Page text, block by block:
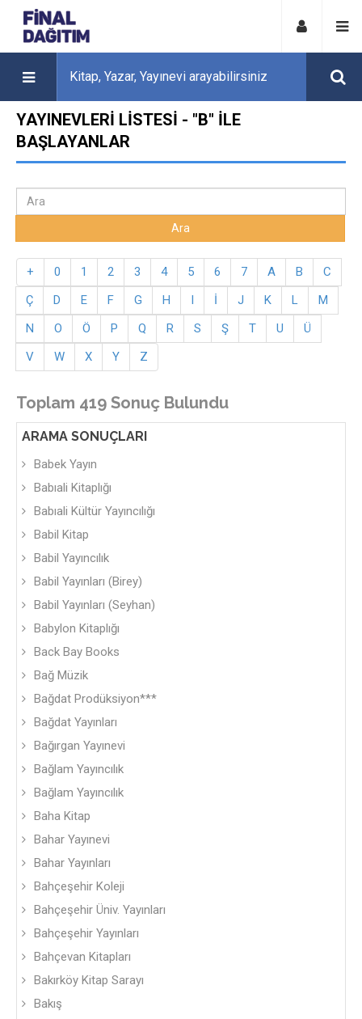
YAYINEVLERI LISTESI - "B" ILE
BAŞLAYANLAR
+ 0 1 2 3 4 5 6 7 A B
C
Ç
D E F G H I İ J K L
M
N
O Ö P Q R S Ş T U
Ü
V
W X Y Z
Toplam 419 Sonuç Bulundu
ARAMA SONUÇLARI
Babek Yayın
Babıali Kitaplığı
Babıali Kültür Yayıncılığı
Babil Kitap
Babil Yayıncılık
Babil Yayınları (Birey)
Babil Yayınları (Seyhan)
Babylon Kitaplığı
Back Bay Books
Bağ Müzik
Bağdat Prodüksiyon***
Bağdat Yayınları
Bağırgan Yayınevi
Bağlam Yayıncılık
Bağlam Yayıncılık
Baha Kitap
Bahar Yayınevi
Bahar Yayınları
Bahçeşehir Koleji
Bahçeşehir Üniv. Yayınları
Bahçeşehir Yayınları
Bahçevan Kitapları
Bakırköy Kitap Sarayı
Bakış